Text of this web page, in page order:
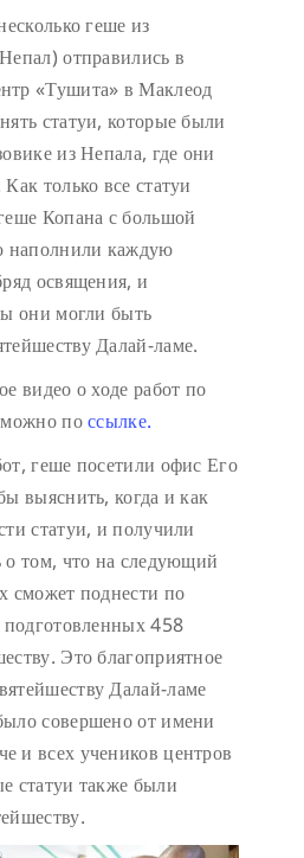
геше из
отправились в
«Тушита» в Маклеод
статуи, которые были
из Непала, где они
только все статуи
Копана с большой
наполнили каждую
освящения, и
они могли быть
Далай-ламе.
видео о ходе работ по
можно поссылке.
геше посетили офис Его
выяснить, когда и как
статуи, и получили
о том, что на следующий
сможет поднести по
подготовленных 458
Это благоприятное
Далай-ламе
совершено от имени
и всех учеников центров
статуи также были